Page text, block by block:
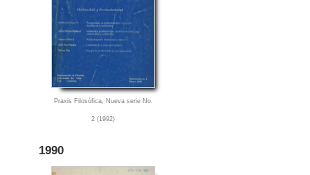
Praxis Filosófica, Nueva serie No.
2 (1992)
1990